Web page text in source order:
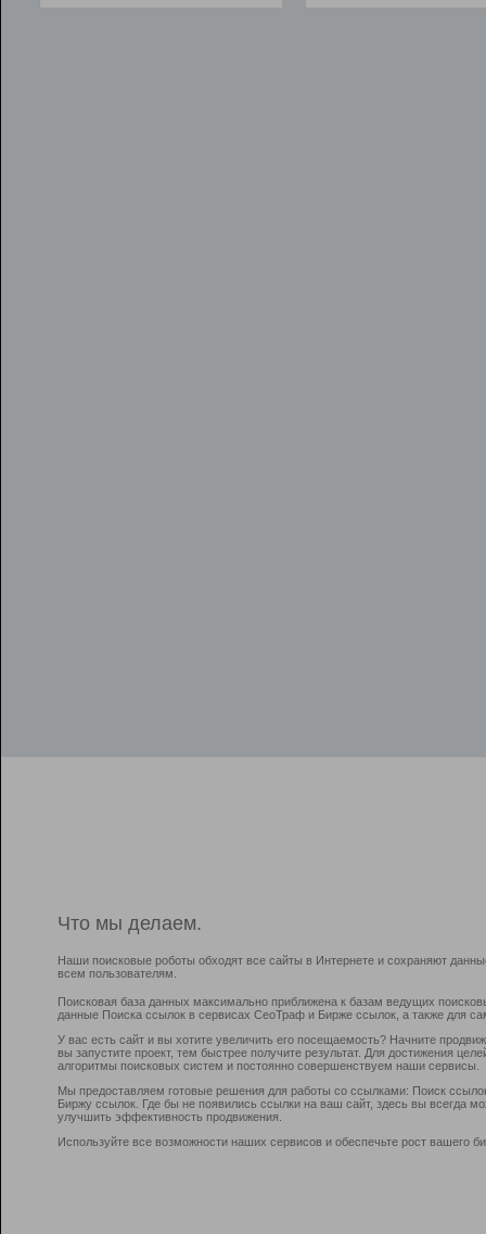
Что мы делаем.
Наши поисковые роботы обходят все сайты в Интернете и сохраняют
всем пользователям.
Поисковая база данных максимально приближена к базам ведущих
данные Поиска ссылок в сервисах СеоТраф и Бирже ссылок, а также для
У вас есть сайт и вы хотите увеличить его посещаемость? Начните
вы запустите проект, тем быстрее получите результат. Для достижения
алгоритмы поисковых систем и постоянно совершенствуем наши сервисы.
Мы предоставляем готовые решения для работы со ссылками: Поиск
Биржу ссылок. Где бы не появились ссылки на ваш сайт, здесь вы всегда
улучшить эффективность продвижения.
Используйте все возможности наших сервисов и обеспечьте рост вашего